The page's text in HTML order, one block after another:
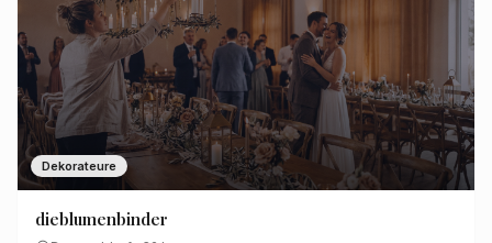
Dekorateure
dieblumenbinder